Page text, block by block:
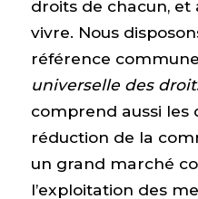
droits de chacun,
vivre. Nous
référence
universelle des
comprend aussi les
réduction de la
un grand marché
l’exploitation des